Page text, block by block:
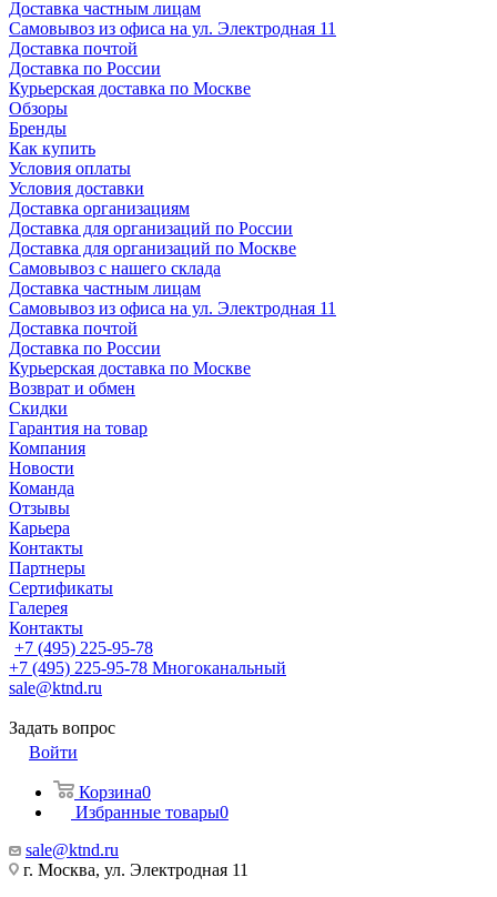
Доставка частным лицам
Самовывоз из офиса на ул. Электродная 11
Доставка почтой
Доставка по России
Курьерская доставка по Москве
Обзоры
Бренды
Как купить
Условия оплаты
Условия доставки
Доставка организациям
Доставка для организаций по России
Доставка для организаций по Москве
Самовывоз с нашего склада
Доставка частным лицам
Самовывоз из офиса на ул. Электродная 11
Доставка почтой
Доставка по России
Курьерская доставка по Москве
Возврат и обмен
Скидки
Гарантия на товар
Компания
Новости
Команда
Отзывы
Карьера
Контакты
Партнеры
Сертификаты
Галерея
Контакты
+7 (495) 225-95-78
+7 (495) 225-95-78 Многоканальный
sale@ktnd.ru
Задать вопрос
Войти
Корзина0
Избранные товары0
sale@ktnd.ru
г. Москва, ул. Электродная 11